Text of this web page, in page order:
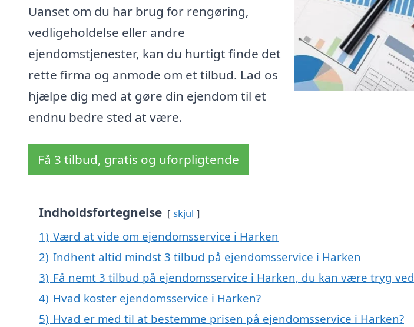
Uanset om du har brug for rengøring,
vedligeholdelse eller andre
ejendomstjenester, kan du hurtigt finde det
rette firma og anmode om et tilbud. Lad os
hjælpe dig med at gøre din ejendom til et
endnu bedre sted at være.
Få 3 tilbud, gratis og uforpligtende
Indholdsfortegnelse skjul
1) Værd at vide om ejendomsservice i Harken
2) Indhent altid mindst 3 tilbud på ejendomsservice i Harken
3) Få nemt 3 tilbud på ejendomsservice i Harken, du kan være tryg ved
4) Hvad koster ejendomsservice i Harken?
5) Hvad er med til at bestemme prisen på ejendomsservice i Harken?